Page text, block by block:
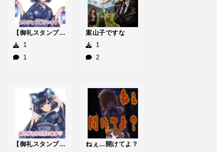
effect english
hudemoj
i
【御礼スタンプ】氣流布[]ちるぁ
1
1
案山子ですな
1
2
【御礼スタンプ】白白咲みすと_| ねぇ…開けてよ？